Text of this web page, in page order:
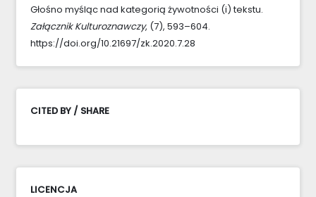
Głośno myśląc nad kategorią żywotności (i) tekstu.
Załącznik Kulturoznawczy, (7), 593–604.
https://doi.org/10.21697/zk.2020.7.28
CITED BY / SHARE
LICENCJA